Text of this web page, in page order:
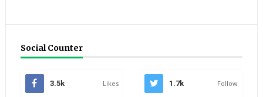
Social Counter
3.5k Likes 1.7k Follow